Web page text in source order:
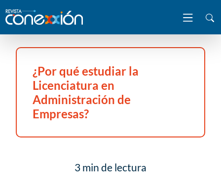
¿Por qué estudiar la
Licenciatura en
Administración de
Empresas?
3 min de lectura